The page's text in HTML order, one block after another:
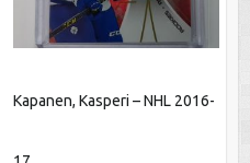
Kapanen, Kasperi – NHL 2016-